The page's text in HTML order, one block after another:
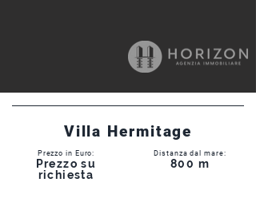
Villa Hermitage
Prezzo in Euro:
Prezzo su
richiesta
Distanza dal mare:
800 m